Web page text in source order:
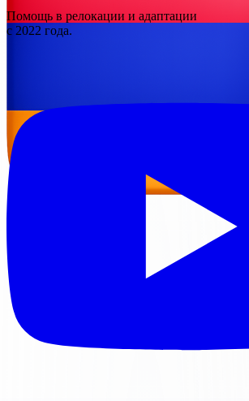
Помощь в релокации и адаптации
с 2022 года.